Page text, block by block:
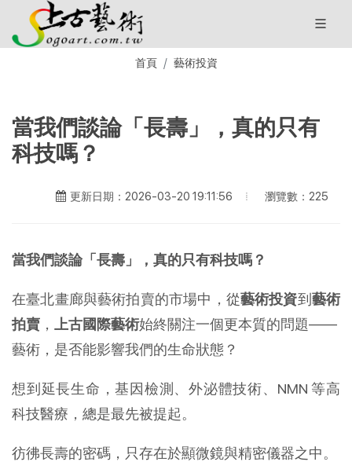
首頁 藝術投資
當我們談論「長壽」，真的只有
科技嗎？
更新日期：2026-03-20 19:11:56 瀏覽數：225
當我們談論「長壽」，真的只有科技嗎？
在臺北畫廊與藝術拍賣的市場中，從藝術投資到 藝術
拍賣 ， 上古國際藝術始終關注一個更本質的問題——
藝術，是否能影響我們的生命狀態？
想到延長生命，基因檢測、外泌體技術、NMN 等高
科技醫療，總是最先被提起。
彷彿長壽的密碼，只存在於顯微鏡與精密儀器之中。